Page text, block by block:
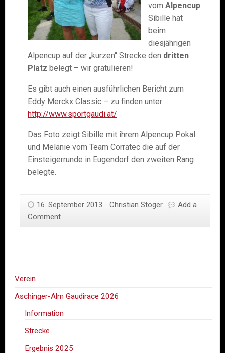
vom Alpencup.
Sibille hat
beim
diesjährigen
Alpencup auf der „kurzen“ Strecke den dritten
Platz belegt – wir gratulieren!
Es gibt auch einen ausführlichen Bericht zum
Eddy Merckx Classic – zu finden unter
http://www.sportgaudi.at/
Das Foto zeigt Sibille mit ihrem Alpencup Pokal
und Melanie vom Team Corratec die auf der
Einsteigerrunde in Eugendorf den zweiten Rang
belegte.
16. September 2013 Christian Stöger
Add a
Comment
Verein
Aschinger-Alm Gaudirace 2026
Information
Strecke
Ergebnis 2025